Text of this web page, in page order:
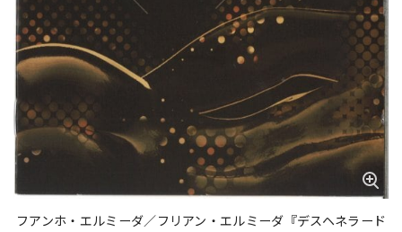
フアンホ・エルミーダ／フリアン・エルミーダ『デスヘネラード